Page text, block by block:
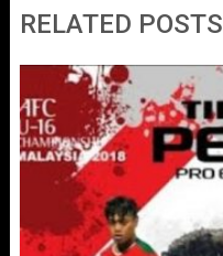
RELATED POSTS